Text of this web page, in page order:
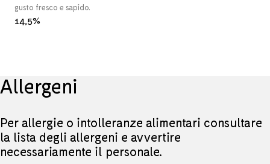
gusto fresco e sapido.
14,5%
Allergeni
Per allergie o intolleranze alimentari consultare
la lista degli allergeni e avvertire
necessariamente il personale.